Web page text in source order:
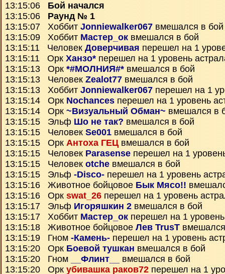
13:15:06 Бой начался
13:15:06 Раунд № 1
13:15:07 Хоббит Jonniewalker067 вмешался в бой
13:15:09 Хоббит Мастер_ок вмешался в бой
13:15:11 Человек Доверчивая перешел на 1
13:15:11 Орк Ханзо* перешел на 1 уровень
13:15:13 Орк *#МОЛНИЯ#* вмешался в бой
13:15:13 Человек Zealot77 вмешался в бой
13:15:13 Хоббит Jonniewalker067 перешел на 1
13:15:14 Орк Nochances перешел на 1 уровень
13:15:14 Орк ~Визуальный Обман~ вмешался в
13:15:15 Эльф Шо не так? вмешался в бой
13:15:15 Человек Se001 вмешался в бой
13:15:15 Орк Антоха ГЕЦ вмешался в бой
13:15:15 Человек Parasense перешел на 1
13:15:15 Человек otche вмешался в бой
13:15:15 Эльф -Disco- перешел на 1 уровень
13:15:16 Животное бойцовое Бык Мясо!!
13:15:16 Орк swat_26 перешел на 1 уровень
13:15:17 Эльф Игоряшкин 2 вмешался в бой
13:15:17 Хоббит Мастер_ок перешел на 1
13:15:18 Животное бойцовое Лев TrusT
13:15:19 Гном -Камень- перешел на 1 уровень
13:15:20 Орк Боевой тушкан вмешался в бой
13:15:20 Гном
__Флинт__
вмешался в бой
13:15:20 Орк убивашка раков72 перешел на 1